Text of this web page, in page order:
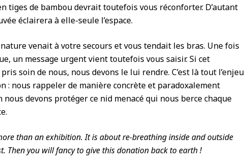
tiges de bambou devrait toutefois vous réconforter. D’autant
éclairera à elle-seule l’espace.
nature venait à votre secours et vous tendait les bras. Une fois
un message urgent vient toutefois vous saisir. Si cet
soin de nous, nous devons le lui rendre. C’est là tout l’enjeu
: nous rappeler de manière concrète et paradoxalement
nous devons protéger ce nid menacé qui nous berce chaque
than an exhibition. It is about re-breathing inside and outside
Then you will fancy to give this donation back to earth !